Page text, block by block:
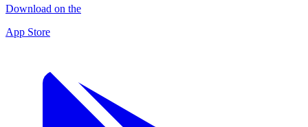
Download on the
App Store